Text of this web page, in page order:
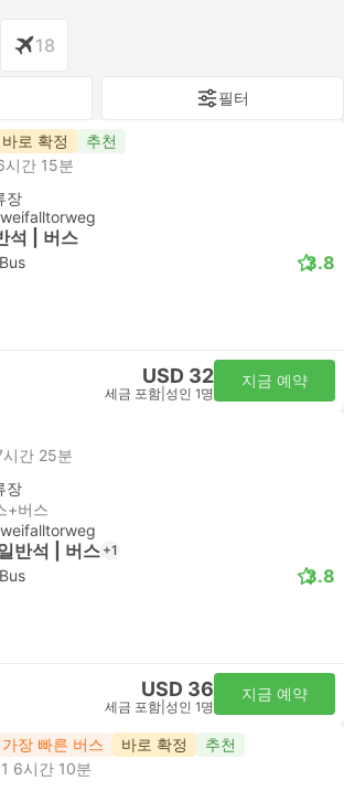
18
필터
바로 확정 추천
시간 15분
장
석 | 버스
3.8
USD 32
세금 포함 성인 1명
지금 예약
시간 25분
장
+버스
반석 | 버스+1
3.8
USD 36
세금 포함 성인 1명
지금 예약
가장 빠른 버스 바로 확정 추천
6시간 10분